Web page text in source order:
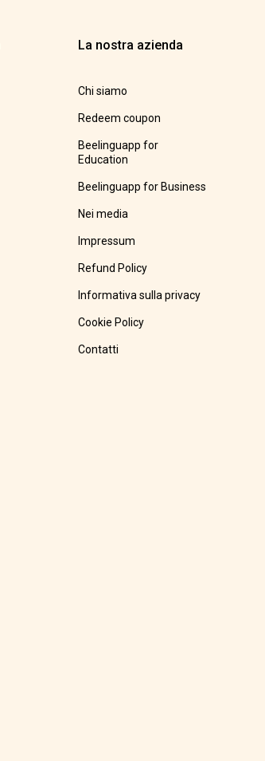
La nostra azienda
Chi siamo
Redeem coupon
Beelinguapp for
Education
Beelinguapp for Business
Nei media
Impressum
Refund Policy
Informativa sulla privacy
Cookie Policy
Contatti